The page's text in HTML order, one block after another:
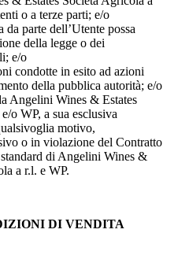
o a terze parti; e/o
da parte dell’Utente possa
della legge o dei
e/o
condotte in esito ad azioni
della pubblica autorità; e/o
Angelini Wines & Estates
e/o WP, a sua esclusiva
motivo,
o in violazione del Contratto
di Angelini Wines &
a r.l. e WP.
DI VENDITA